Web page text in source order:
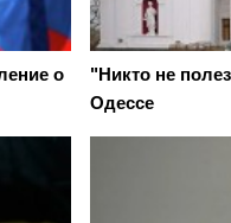
о
"Никто не
Одессе